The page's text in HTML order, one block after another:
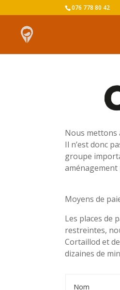
076 778 80 42
Nous mettons
Il n’est donc
groupe
Moyens de
Les places de
restreintes,
Cortaillod et
dizaines de